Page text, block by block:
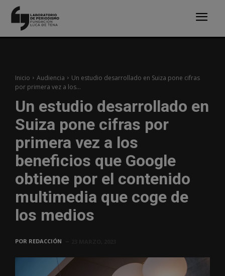
Inicio Audiencia
Un estudio desarrollado en Suiza pone cifras
por primera vez a los...
Un estudio desarrollado en
Suiza pone cifras por
primera vez a los
beneficios que Google
obtiene por el contenido
multimedia que coge de
los medios
POR REDACCIÓN